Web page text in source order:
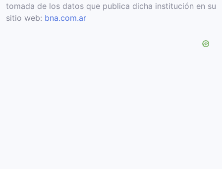
tomada de los datos que publica dicha institución en su
sitio web: bna.com.ar